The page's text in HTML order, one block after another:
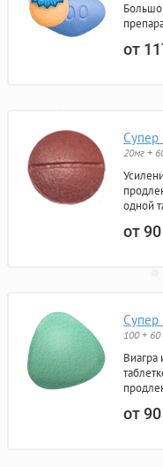
от
Супер
20мг +
одной
от
Супер
100 + 60
Виагра
от